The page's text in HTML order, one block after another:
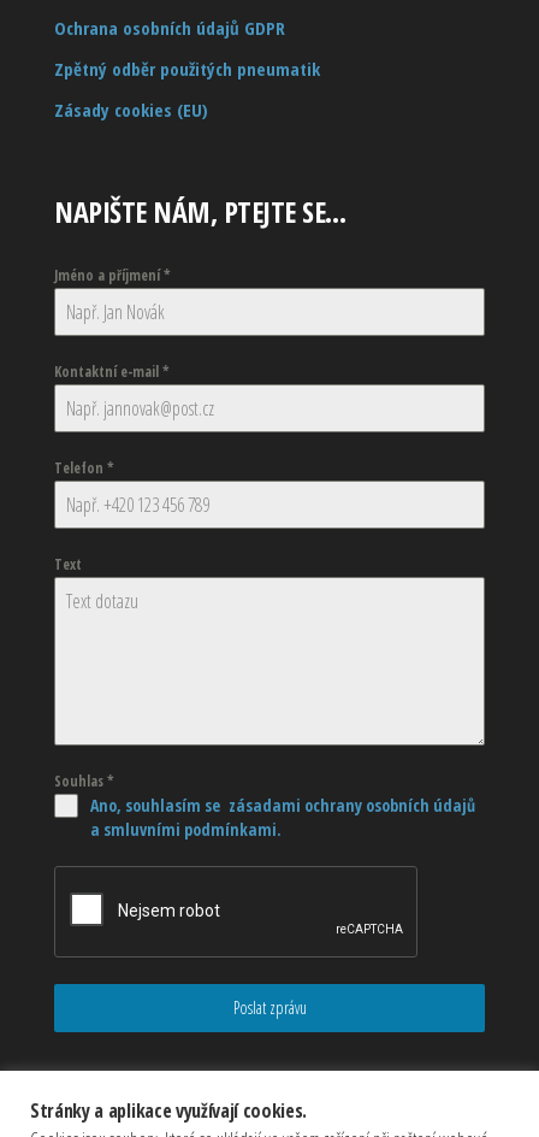
Ochrana osobních údajů GDPR
Zpětný odběr použitých pneumatik
Zásady cookies (EU)
NAPIŠTE NÁM, PTEJTE SE…
Jméno a příjmení*
Kontaktní e-mail*
Telefon *
Text
Souhlas*
Ano, souhlasím se zásadami ochrany osobních údajů
a smluvními podmínkami.
Poslat zprávu
Stránky a aplikace využívají cookies.